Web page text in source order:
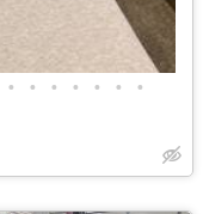
• • • • • • •